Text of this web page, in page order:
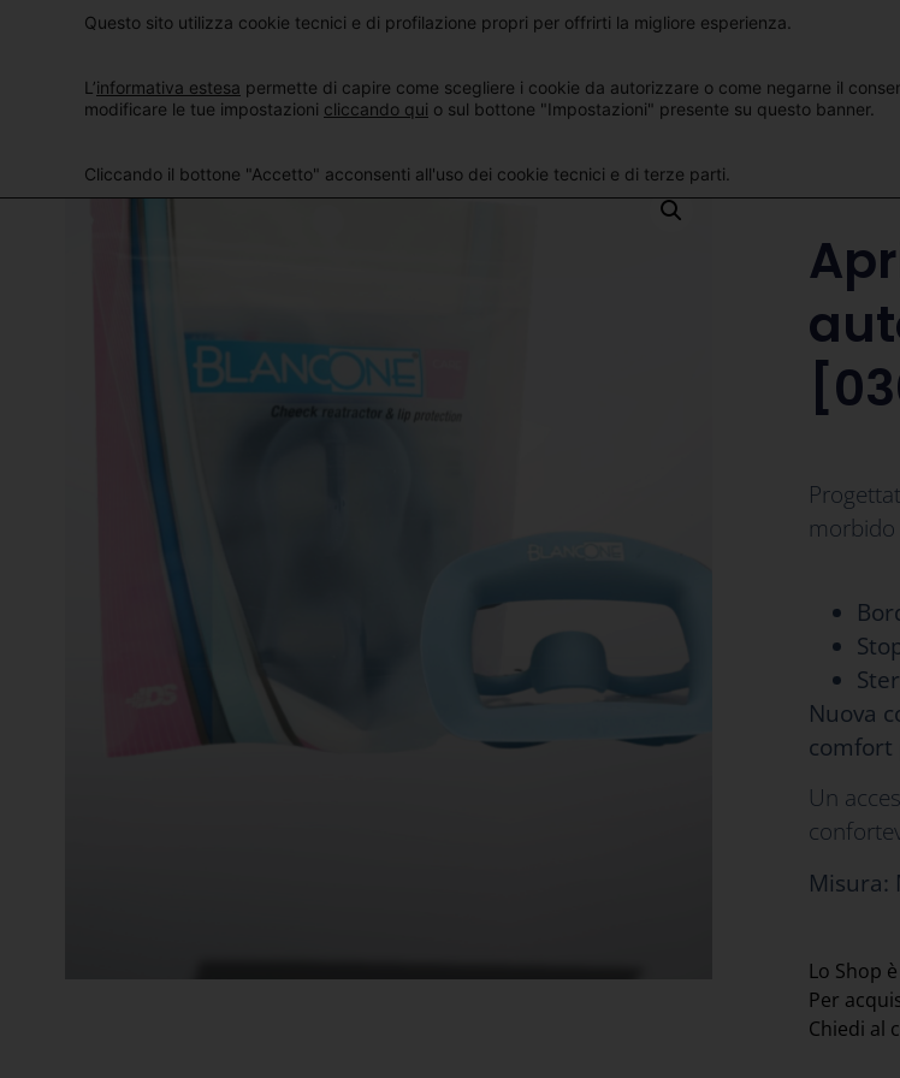
Nuova
comfort
Un
Misura:
Lo Shop
Per
Chiedi al
Questo sito utilizza cookie tecnici e di profilazione propri per offrirti la migliore esperienza.
L’informativa estesa permette di capire come scegliere i cookie da autorizzare o come negarne il
modificare le tue impostazioni cliccando qui o sul bottone "Impostazioni" presente su questo banner.
Cliccando il bottone "Accetto" acconsenti all'uso dei cookie tecnici e di terze parti.